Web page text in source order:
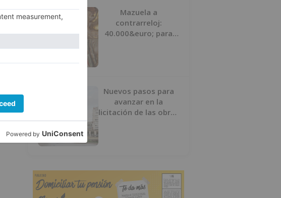
4
Mazuela a
contrarreloj:
40.000&euro; para
Nuevos pasos para
avanzar en la
licitación de las obras